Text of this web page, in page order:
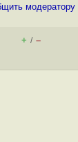
модератору
+ / –